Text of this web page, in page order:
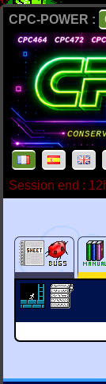
CPC-POWER :
Session end :